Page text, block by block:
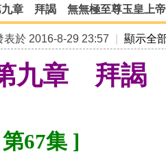
› ›
九章 拜謁 無無極至尊玉皇上帝
表於 2016-8-29 23:57 顯示全
九章 拜謁
67集 ]